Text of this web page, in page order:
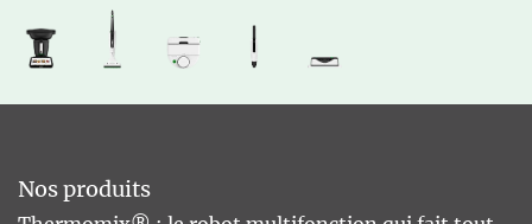
Nos produits